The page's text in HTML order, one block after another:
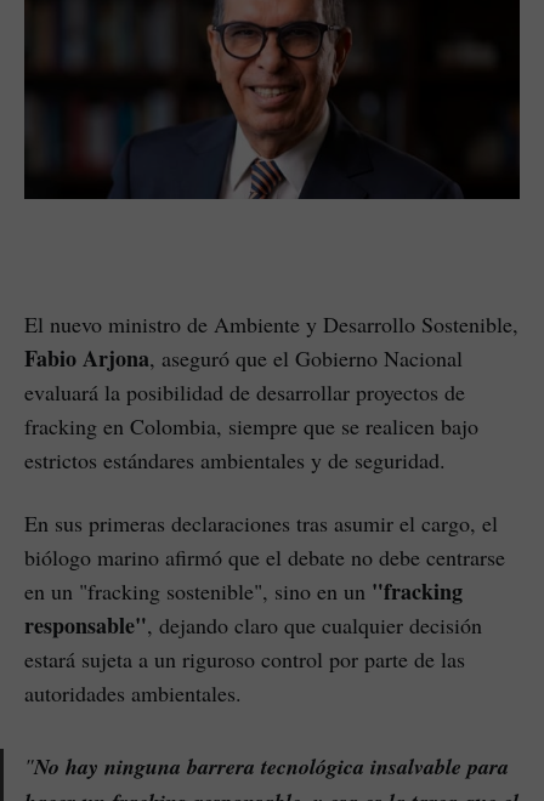
El nuevo ministro de Ambiente y Desarrollo Sostenible,
Fabio Arjona, aseguró que el Gobierno Nacional
evaluará la posibilidad de desarrollar proyectos de
fracking en Colombia, siempre que se realicen bajo
estrictos estándares ambientales y de seguridad.
En sus primeras declaraciones tras asumir el cargo, el
biólogo marino afirmó que el debate no debe centrarse
en un "fracking sostenible", sino en un "fracking
responsable", dejando claro que cualquier decisión
estará sujeta a un riguroso control por parte de las
autoridades ambientales.
"No hay ninguna barrera tecnológica insalvable para